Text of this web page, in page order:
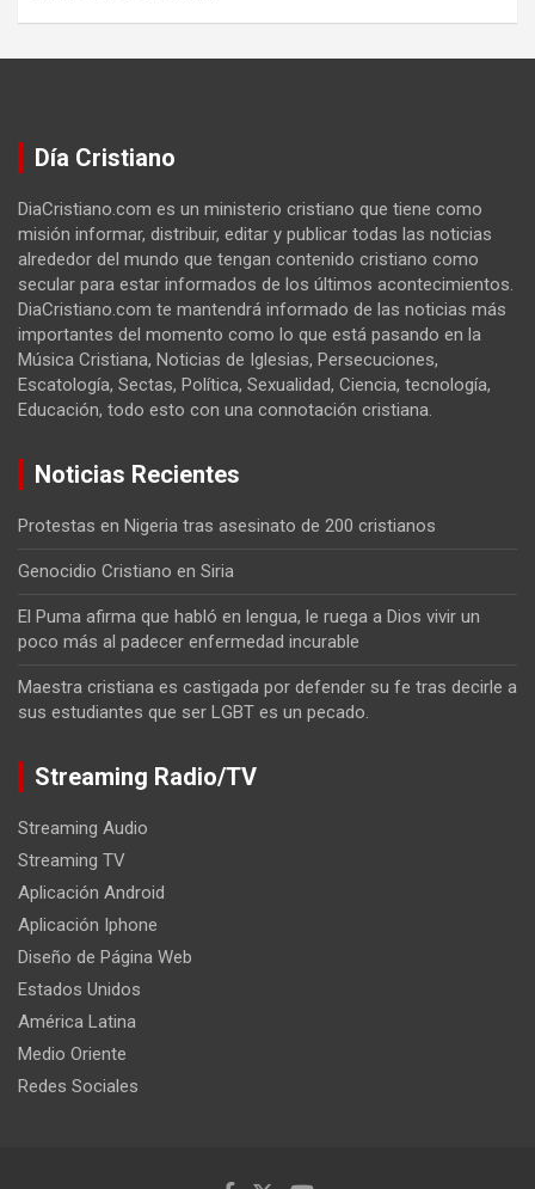
Día Cristiano
DiaCristiano.com es un ministerio cristiano que tiene como
misión informar, distribuir, editar y publicar todas las noticias
alrededor del mundo que tengan contenido cristiano como
secular para estar informados de los últimos acontecimientos.
DiaCristiano.com te mantendrá informado de las noticias más
importantes del momento como lo que está pasando en la
Música Cristiana, Noticias de Iglesias, Persecuciones,
Escatología, Sectas, Política, Sexualidad, Ciencia, tecnología,
Educación, todo esto con una connotación cristiana.
Noticias Recientes
Protestas en Nigeria tras asesinato de 200 cristianos
Genocidio Cristiano en Siria
El Puma afirma que habló en lengua, le ruega a Dios vivir un
poco más al padecer enfermedad incurable
Maestra cristiana es castigada por defender su fe tras decirle a
sus estudiantes que ser LGBT es un pecado.
Streaming Radio/TV
Streaming Audio
Streaming TV
Aplicación Android
Aplicación Iphone
Diseño de Página Web
Estados Unidos
América Latina
Medio Oriente
Redes Sociales